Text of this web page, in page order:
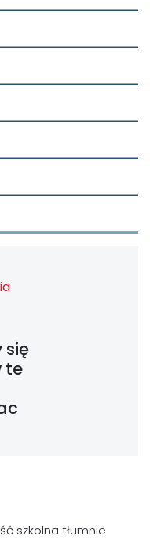
się
te
szkolna tłumnie